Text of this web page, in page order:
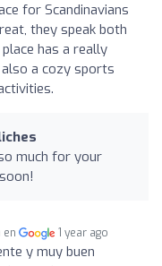
for Scandinavians
they speak both
has a really
a cozy sports
much for your
en 1 year ago
y muy buen